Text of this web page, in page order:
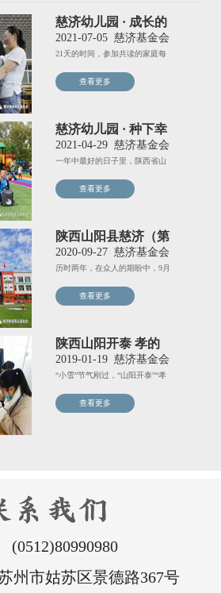
慈济幼儿园 · 成长的
喜阅
2021-07-05 慈济基金会
21天的时间，参加共读的家庭每
查看更多
慈济幼儿园 · 种下幸
福的种子
2021-04-29 慈济基金会
一年中最好的日子里，陕西省山
查看更多
陕西山阳县慈济（第
四）幼儿园——快乐
从这里开启
2020-09-27 慈济基金会
历时两年，在众人的期盼中，9月
查看更多
陕西山阳开泰 孝的
真谛乐学营
2019-01-19 慈济基金会
“小雪”节气刚过，“山阳开泰”“孝
查看更多
(0512)80990980
州市姑苏区景德路367号